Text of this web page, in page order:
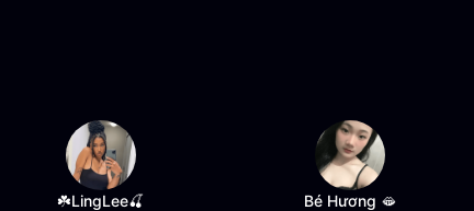
☘️LingLee🍒 Bé Hương 🫦